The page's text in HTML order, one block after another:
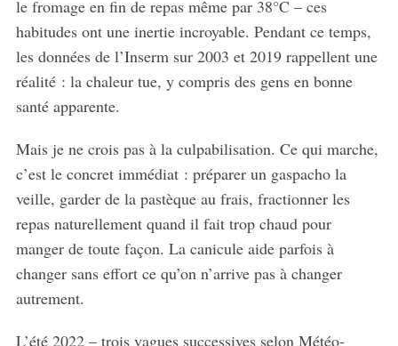
le fromage en fin de repas même par 38°C – ces
habitudes ont une inertie incroyable. Pendant ce temps,
les données de l’Inserm sur 2003 et 2019 rappellent une
réalité : la chaleur tue, y compris des gens en bonne
santé apparente.
Mais je ne crois pas à la culpabilisation. Ce qui marche,
c’est le concret immédiat : préparer un gaspacho la
veille, garder de la pastèque au frais, fractionner les
repas naturellement quand il fait trop chaud pour
manger de toute façon. La canicule aide parfois à
changer sans effort ce qu’on n’arrive pas à changer
autrement.
L’été 2022 – trois vagues successives selon Météo-